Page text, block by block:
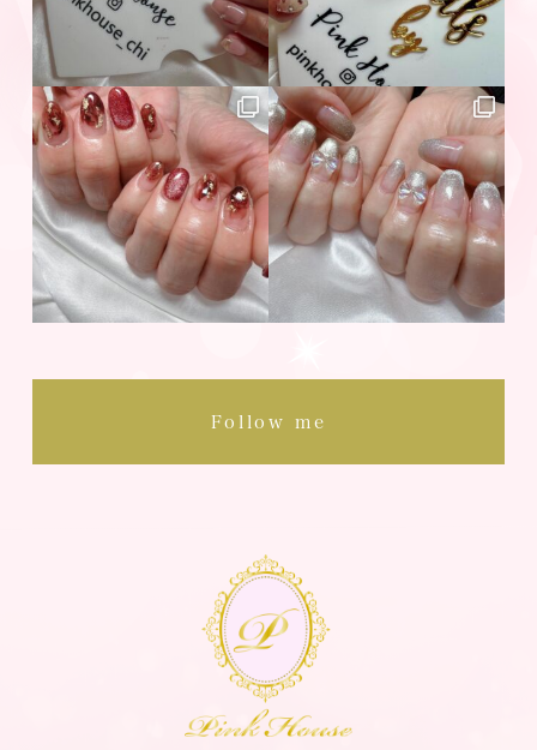
Follow me